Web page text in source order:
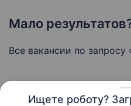
Ищете роботу?
Мало
Все вакансии по запросу